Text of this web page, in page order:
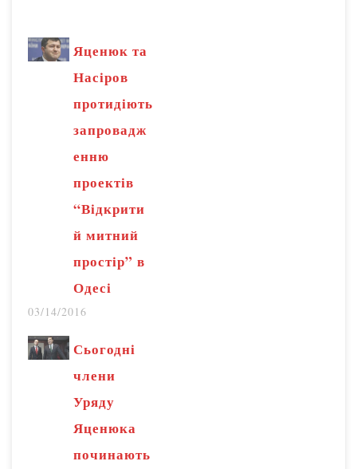
Яценюк та
Насіров
протидіють
запровадж
енню
проектів
“Відкрити
й митний
простір” в
Одесі
03/14/2016
Сьогодні
члени
Уряду
Яценюка
починають